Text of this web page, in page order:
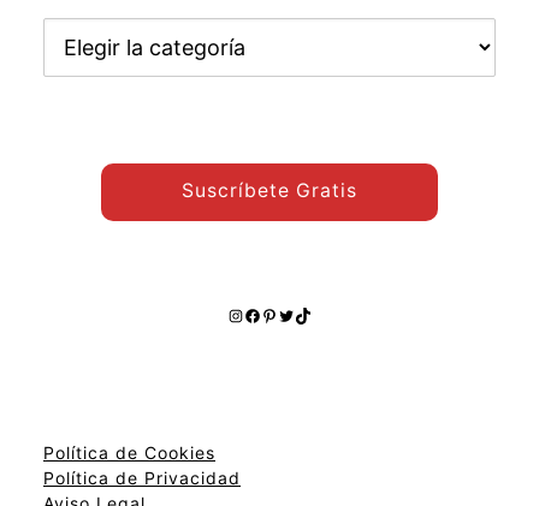
otros
Suscríbete Gratis
Instagram
Facebook
Pinterest
Twitter
TikTok
Política de Cookies
Política de Privacidad